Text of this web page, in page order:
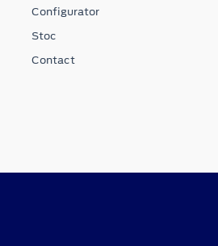
Configurator
Stoc
Contact